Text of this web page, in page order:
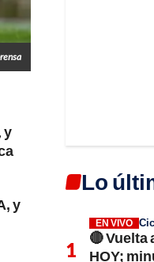
y
y
Lo
EN VIVO
🔴 Vuelta
HOY;